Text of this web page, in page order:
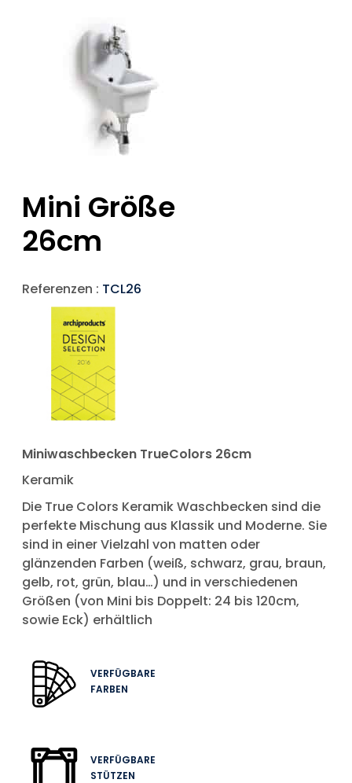
Mini Größe
26cm
Referenzen : TCL26
Miniwaschbecken TrueColors 26cm
Keramik
Die True Colors Keramik Waschbecken sind die
perfekte Mischung aus Klassik und Moderne. Sie
sind in einer Vielzahl von matten oder
glänzenden Farben (weiß, schwarz, grau, braun,
gelb, rot, grün, blau…) und in verschiedenen
Größen (von Mini bis Doppelt: 24 bis 120cm,
sowie Eck) erhältlich
VERFÜGBARE
FARBEN
VERFÜGBARE
STÜTZEN